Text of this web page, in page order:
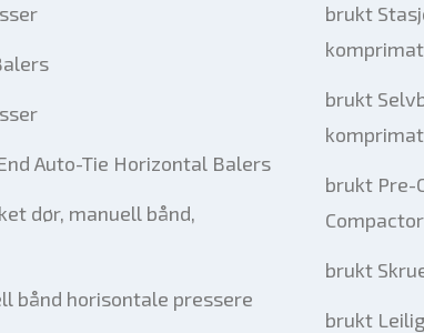
Auto-Tie Horizontal Balers
dør, manuell bånd,
bånd horisontale pressere
brukt
brukt
brukt Pre-
brukt
brukt